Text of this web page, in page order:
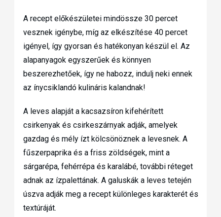
A recept előkészületei mindössze 30 percet
vesznek igénybe, míg az elkészítése 40 percet
igényel, így gyorsan és hatékonyan készül el. Az
alapanyagok egyszerűek és könnyen
beszerezhetőek, így ne habozz, indulj neki ennek
az ínycsiklandó kulináris kalandnak!
A leves alapját a kacsazsíron kifehérített
csirkenyak és csirkeszárnyak adják, amelyek
gazdag és mély ízt kölcsönöznek a levesnek. A
fűszerpaprika és a friss zöldségek, mint a
sárgarépa, fehérrépa és karalábé, további réteget
adnak az ízpalettának. A galuskák a leves tetején
úszva adják meg a recept különleges karakterét és
textúráját.